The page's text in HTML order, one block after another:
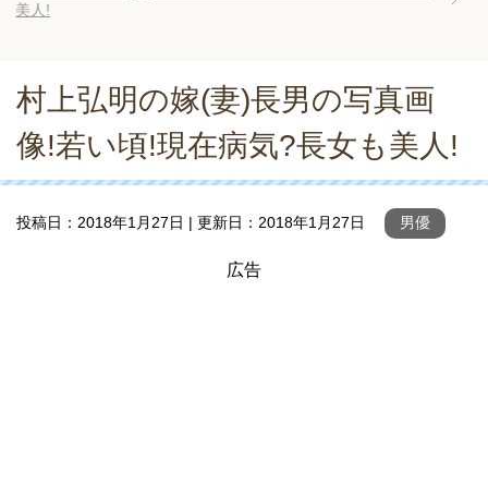
美人!
村上弘明の嫁(妻)長男の写真画
像!若い頃!現在病気?長女も美人!
投稿日： 2018年1月27日 | 更新日： 2018年1月27日 男優
広告